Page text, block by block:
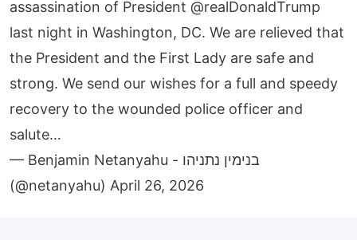
last night in Washington, DC. We are relieved that
the President and the First Lady are safe and
strong. We send our wishes for a full and speedy
recovery to the wounded police officer and
salute…
— Benjamin Netanyahu - בנימין נתניהו
(@netanyahu)April 26, 2026